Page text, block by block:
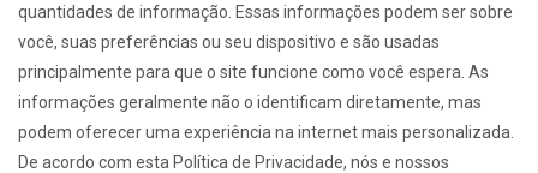
quantidades de informação. Essas informações podem ser sobre
você, suas preferências ou seu dispositivo e são usadas
principalmente para que o site funcione como você espera. As
informações geralmente não o identificam diretamente, mas
podem oferecer uma experiência na internet mais personalizada.
De acordo com esta Política de Privacidade, nós e nossos